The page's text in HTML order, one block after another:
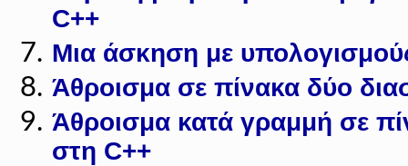
C++
Μια άσκηση με
Άθροισμα σε πίνακα δύο
Άθροισμα κατά γραμμή σε
στη C++